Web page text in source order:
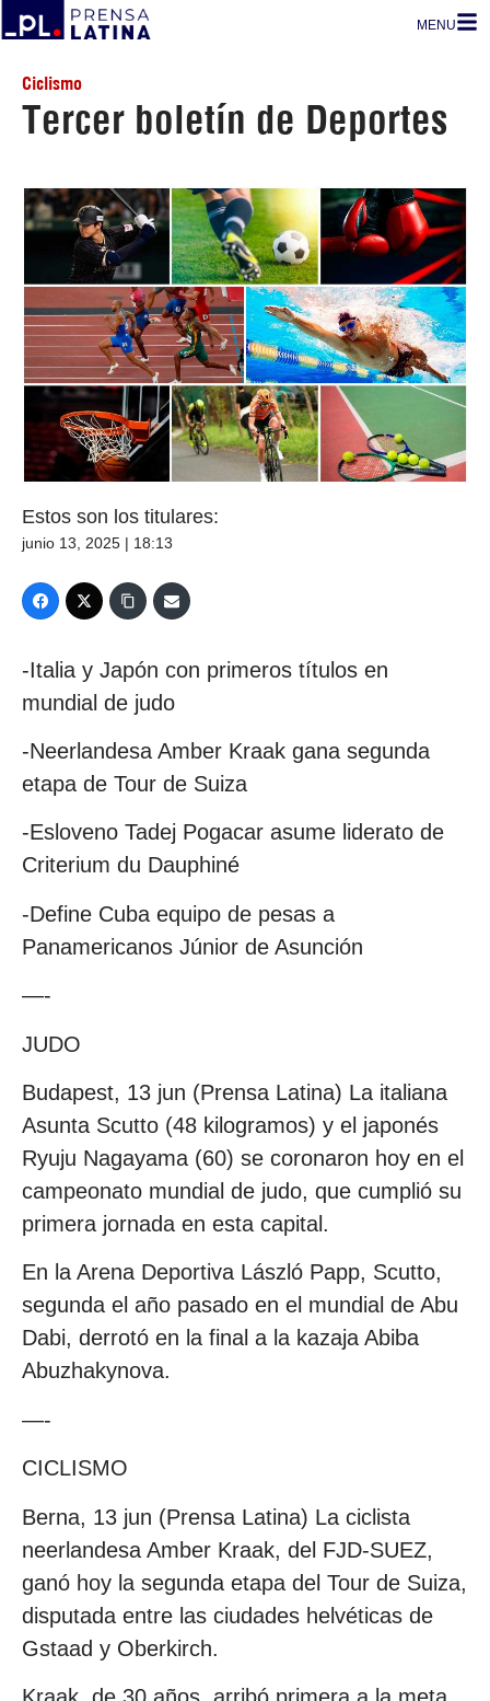
MENU
Ciclismo
Tercer boletín de Deportes
Estos son los titulares:
junio 13, 2025 | 18:13
-Italia y Japón con primeros títulos en
mundial de judo
-Neerlandesa Amber Kraak gana segunda
etapa de Tour de Suiza
-Esloveno Tadej Pogacar asume liderato de
Criterium du Dauphiné
-Define Cuba equipo de pesas a
Panamericanos Júnior de Asunción
—-
JUDO
Budapest, 13 jun (Prensa Latina) La italiana
Asunta Scutto (48 kilogramos) y el japonés
Ryuju Nagayama (60) se coronaron hoy en el
campeonato mundial de judo, que cumplió su
primera jornada en esta capital.
En la Arena Deportiva László Papp, Scutto,
segunda el año pasado en el mundial de Abu
Dabi, derrotó en la final a la kazaja Abiba
Abuzhakynova.
—-
CICLISMO
Berna, 13 jun (Prensa Latina) La ciclista
neerlandesa Amber Kraak, del FJD-SUEZ,
ganó hoy la segunda etapa del Tour de Suiza,
disputada entre las ciudades helvéticas de
Gstaad y Oberkirch.